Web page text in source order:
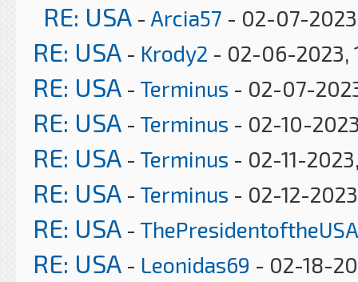
RE: USA - Arcia57 - 02-07-
RE: USA - Krody2 - 02-06-2023,
RE: USA - Terminus - 02-07-
RE: USA - Terminus - 02-10-
RE: USA - Terminus - 02-11-
RE: USA - Terminus - 02-12-
RE: USA - ThePresidentoftheUSA
RE: USA - Leonidas69 - 02-18-